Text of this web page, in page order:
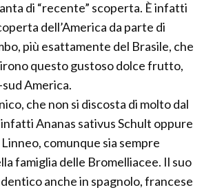
di “recente” scoperta. È infatti
dell’America da parte di
più esattamente del Brasile, che
questo gustoso dolce frutto,
America.
che non si discosta di molto dal
Ananas sativus Schult oppure
comunque sia sempre
famiglia delle Bromelliacee. Il suo
anche in spagnolo, francese